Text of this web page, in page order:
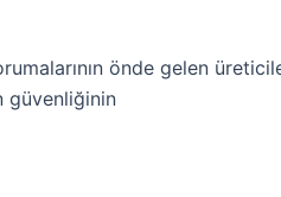
önde gelen
güvenliğinin